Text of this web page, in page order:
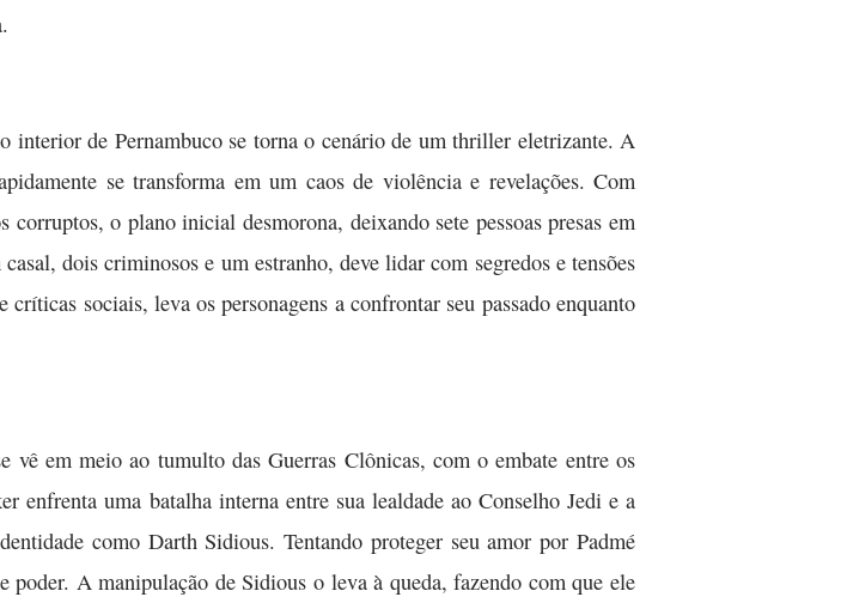
de Pernambuco se torna o cenário de um thriller eletrizante. A
se transforma em um caos de violência e revelações. Com
o plano inicial desmorona, deixando sete pessoas presas em
dois criminosos e um estranho, deve lidar com segredos e tensões
sociais, leva os personagens a confrontar seu passado enquanto
em meio ao tumulto das Guerras Clônicas, com o embate entre os
enfrenta uma batalha interna entre sua lealdade ao Conselho Jedi e a
como Darth Sidious. Tentando proteger seu amor por Padmé
A manipulação de Sidious o leva à queda, fazendo com que ele